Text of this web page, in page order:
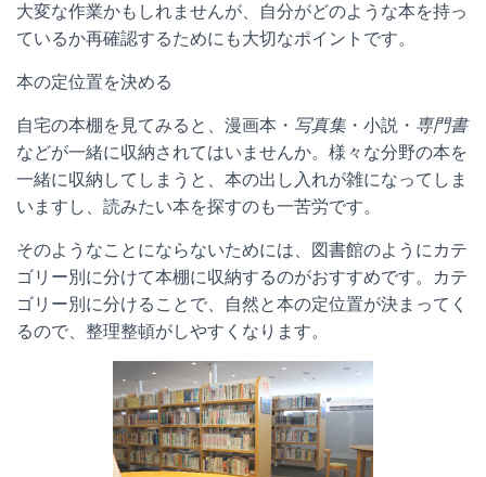
大変な作業かもしれませんが、自分がどのような本を持っ
ているか再確認するためにも大切なポイントです。
本の定位置を決める
自宅の本棚を見てみると、漫画本・ 写真集 ・小説・ 専門書
などが一緒に収納されてはいませんか。様々な分野の本を
一緒に収納してしまうと、本の出し入れが雑になってしま
いますし、読みたい本を探すのも一苦労です。
そのようなことにならないためには、図書館のようにカテ
ゴリー別に分けて本棚に収納するのがおすすめです。カテ
ゴリー別に分けることで、自然と本の定位置が決まってく
るので、整理整頓がしやすくなります。